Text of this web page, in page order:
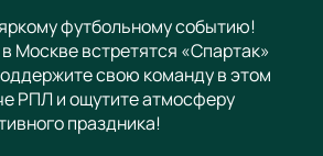
футбольному событию!
Москве встретятся «Спартак»
свою команду в этом
РПЛ и ощутите атмосферу
праздника!